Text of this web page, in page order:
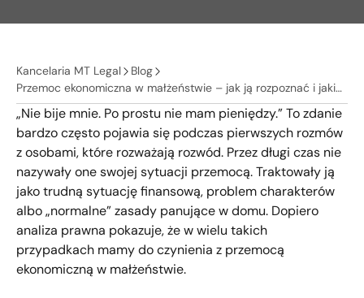
Kancelaria MT Legal
Blog
Przemoc ekonomiczna w małżeństwie – jak ją rozpoznać i jakie
ma skutki przy rozwodzie?
„Nie bije mnie. Po prostu nie mam pieniędzy.” To zdanie
bardzo często pojawia się podczas pierwszych rozmów
z osobami, które rozważają rozwód. Przez długi czas nie
nazywały one swojej sytuacji przemocą. Traktowały ją
jako trudną sytuację finansową, problem charakterów
albo „normalne” zasady panujące w domu. Dopiero
analiza prawna pokazuje, że w wielu takich
przypadkach mamy do czynienia z przemocą
ekonomiczną w małżeństwie.